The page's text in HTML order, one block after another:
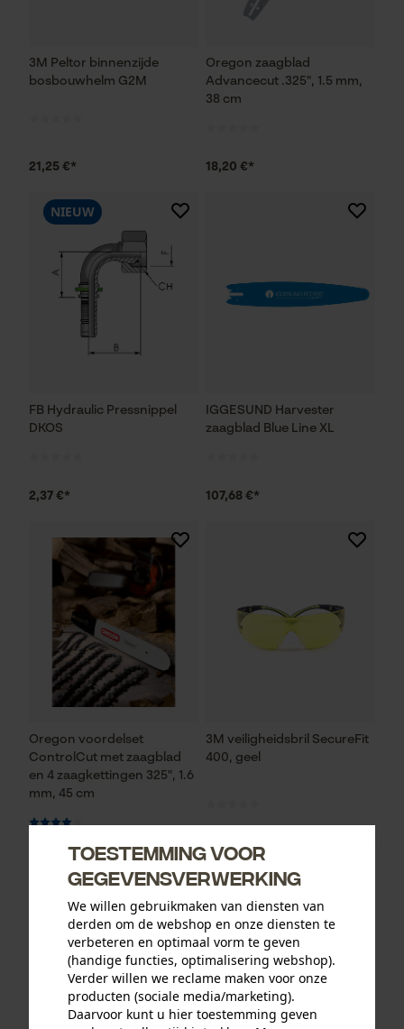
3M Peltor binnenzijde
bosbouwhelm G2M
21,25 €*
Oregon zaagblad
Advancecut .325", 1.5 mm,
38 cm
18,20 €*
FB Hydraulic Pressnippel
DKOS
NIEUW
2,37 €*
IGGESUND Harvester
zaagblad Blue Line XL
107,68 €*
Oregon voordelset
ControlCut met zaagblad
en 4 zaagkettingen 325", 1.6
mm, 45 cm
95,31 €*
3M veiligheidsbril SecureFit
400, geel
13,12 €*
Toestemming voor
gegevensverwerking
We willen gebruikmaken van diensten van
derden om de webshop en onze diensten te
verbeteren en optimaal vorm te geven
(handige functies, optimalisering webshop).
Verder willen we reclame maken voor onze
producten (sociale media/marketing).
Daarvoor kunt u hier toestemming geven